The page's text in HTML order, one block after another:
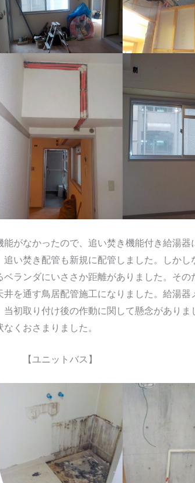
がなかったので、追い焚き機能付き給湯器
い焚き配管も新規に配管しました。しかし
ランダにいささか距離がありました。その
を通す鳥居配管施工になりました。給湯器
初取り付け後の作動に関して懸念がありま
くおさまりました。
【ユニットバス】